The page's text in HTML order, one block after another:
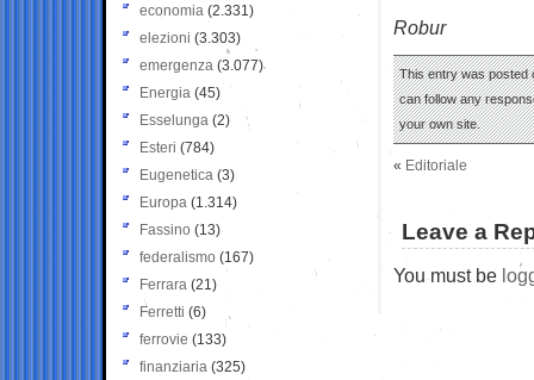
Robur
This entry was posted
can follow any
your own site.
« Editoriale
Leave a
You must be
economia (2.331)
elezioni (3.303)
emergenza (3.077)
Energia (45)
Esselunga (2)
Esteri (784)
Eugenetica (3)
Europa (1.314)
Fassino (13)
federalismo (167)
Ferrara (21)
Ferretti (6)
ferrovie (133)
finanziaria (325)